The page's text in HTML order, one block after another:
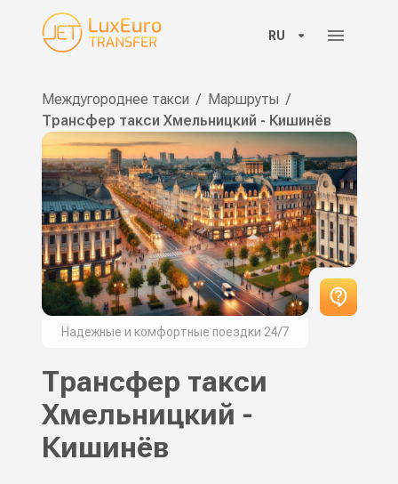
RU
Междугороднее такси / Маршруты /
Трансфер такси Хмельницкий - Кишинёв
Надежные и комфортные поездки 24/7
Трансфер такси
Хмельницкий -
Кишинёв